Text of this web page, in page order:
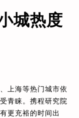
城热度
上海等热门城市依
青睐。携程研究院
更充裕的时间出